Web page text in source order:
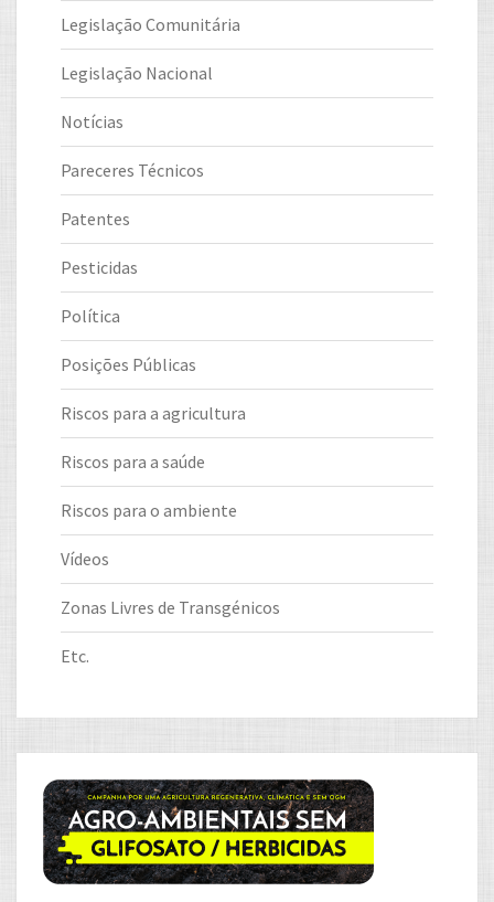
Legislação Comunitária
Legislação Nacional
Notícias
Pareceres Técnicos
Patentes
Pesticidas
Política
Posições Públicas
Riscos para a agricultura
Riscos para a saúde
Riscos para o ambiente
Vídeos
Zonas Livres de Transgénicos
Etc.